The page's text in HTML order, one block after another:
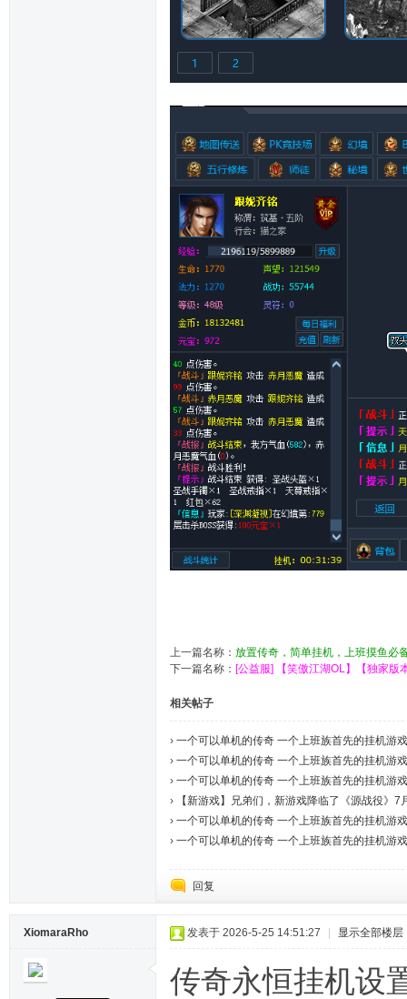
上一篇名称： 放置传奇，简单挂机，上班摸鱼必
下一篇名称： [公益服] 【笑傲江湖OL】【独家版
相关帖子
› 一个可以单机的传奇 一个上班族首先的挂机游
› 一个可以单机的传奇 一个上班族首先的挂机游
› 一个可以单机的传奇 一个上班族首先的挂机游
›
【新游戏】兄弟们，新游戏降临了《源战役》
› 一个可以单机的传奇 一个上班族首先的挂机游
› 一个可以单机的传奇 一个上班族首先的挂机游
回复
XiomaraRho 发表于 2026-5-25 14:51:27 显示全部楼层
传奇永恒挂机设